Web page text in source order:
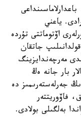
ياعني
اۆتوماتتى تۇردە
جاتقان
مەرچەندايزينگ
بار جانە ەڭ
جەرلەستەرىمىز دە
فاۆوريتتەر